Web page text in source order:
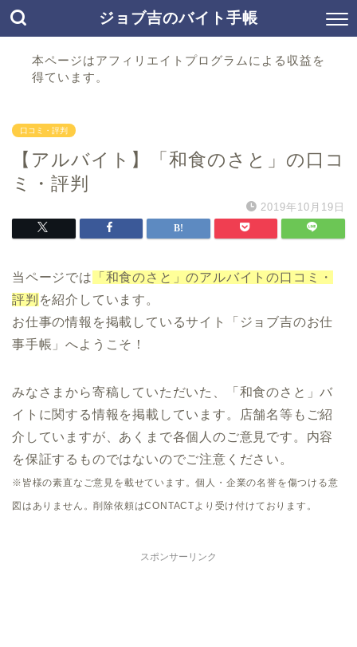
ジョブ吉のバイト手帳
本ページはアフィリエイトプログラムによる収益を
得ています。
口コミ・評判
【アルバイト】「和食のさと」の口コ
ミ・評判
2019年10月19日
当ページでは
「和食のさと」のアルバイトの口コミ・
評判 を紹介しています。
お仕事の情報を掲載しているサイト「ジョブ吉のお仕
事手帳」へようこそ！
みなさまから寄稿していただいた、「和食のさと」バ
イトに関する情報を掲載しています。店舗名等もご紹
介していますが、あくまで各個人のご意見です。内容
を保証するものではないのでご注意ください。
※皆様の素直なご意見を載せています。個人・企業の名誉を傷つける意
図はありません。削除依頼はCONTACTより受け付けております。
スポンサーリンク